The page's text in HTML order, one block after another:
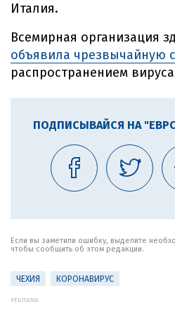
Италия.
Всемирная организация
объявила чрезвычайную
распространением
ПОДПИСЫВАЙСЯ НА
Если вы заметили ошибку, выделите
чтобы сообщить об этом редакции.
ЧЕХИЯ КОРОНАВИРУС
РЕКЛАМА: